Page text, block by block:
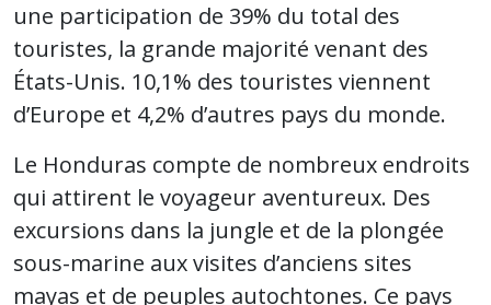
une participation de 39% du total des
touristes, la grande majorité venant des
États-Unis. 10,1% des touristes viennent
d’Europe et 4,2% d’autres pays du monde.
Le Honduras compte de nombreux endroits
qui attirent le voyageur aventureux. Des
excursions dans la jungle et de la plongée
sous-marine aux visites d’anciens sites
mayas et de peuples autochtones. Ce pays